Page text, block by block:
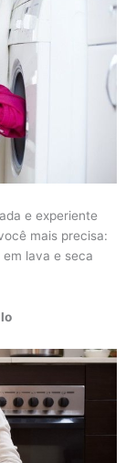
e experiente
mais precisa:
lava e seca